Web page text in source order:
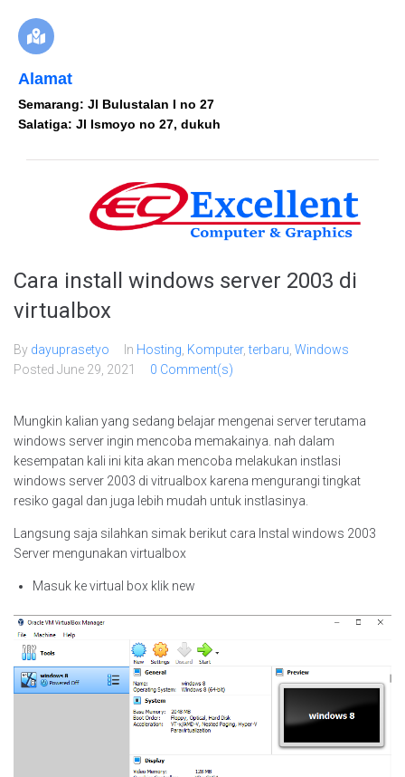
Alamat
Semarang: Jl Bulustalan I no 27
Salatiga: Jl Ismoyo no 27, dukuh
Cara install windows server 2003 di
virtualbox
By dayuprasetyo In Hosting Komputer,terbaru Windows
Posted June 29, 2021 0 Comment(s)
Mungkin kalian yang sedang belajar mengenai server terutama
windows server ingin mencoba memakainya. nah dalam
kesempatan kali ini kita akan mencoba melakukan instlasi
windows server 2003 di vitrualbox karena mengurangi tingkat
resiko gagal dan juga lebih mudah untuk instlasinya.
Langsung saja silahkan simak berikut cara Instal windows 2003
Server mengunakan virtualbox
Masuk ke virtual box klik new